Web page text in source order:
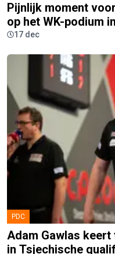
Pijnlijk moment
op het WK-podium
17 dec
PDC
Adam Gawlas keert
in Tsjechische